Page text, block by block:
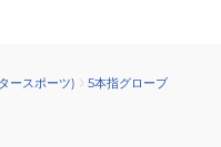
ースポーツ) 5本指グローブ